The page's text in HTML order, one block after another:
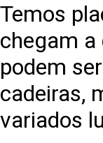
Temos
chegam a
podem
cadeiras,
variados